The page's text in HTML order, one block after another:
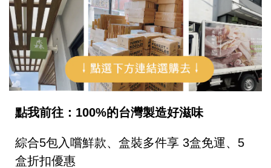
點我前往：100%的台灣製造好滋味
綜合5包入嚐鮮款、盒裝多件享 3盒免運、5
盒折扣優惠